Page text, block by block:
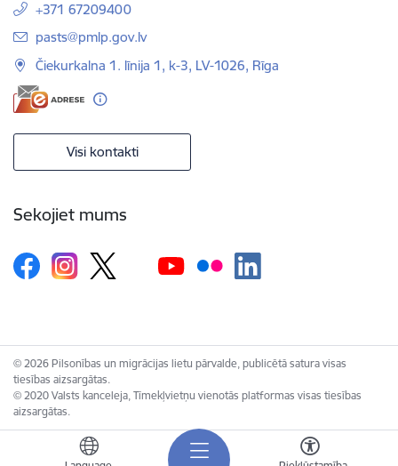
+371 67209400
E-pasts:
pasts@pmlp.gov.lv
Čiekurkalna 1. līnija 1, k-3, LV-1026, Rīga
Visi kontakti
Sekojiet mums
© 2026 Pilsonības un migrācijas lietu pārvalde, publicētā satura visas
tiesības aizsargātas.
© 2020 Valsts kanceleja, Tīmekļvietņu vienotās platformas visas tiesības
aizsargātas.